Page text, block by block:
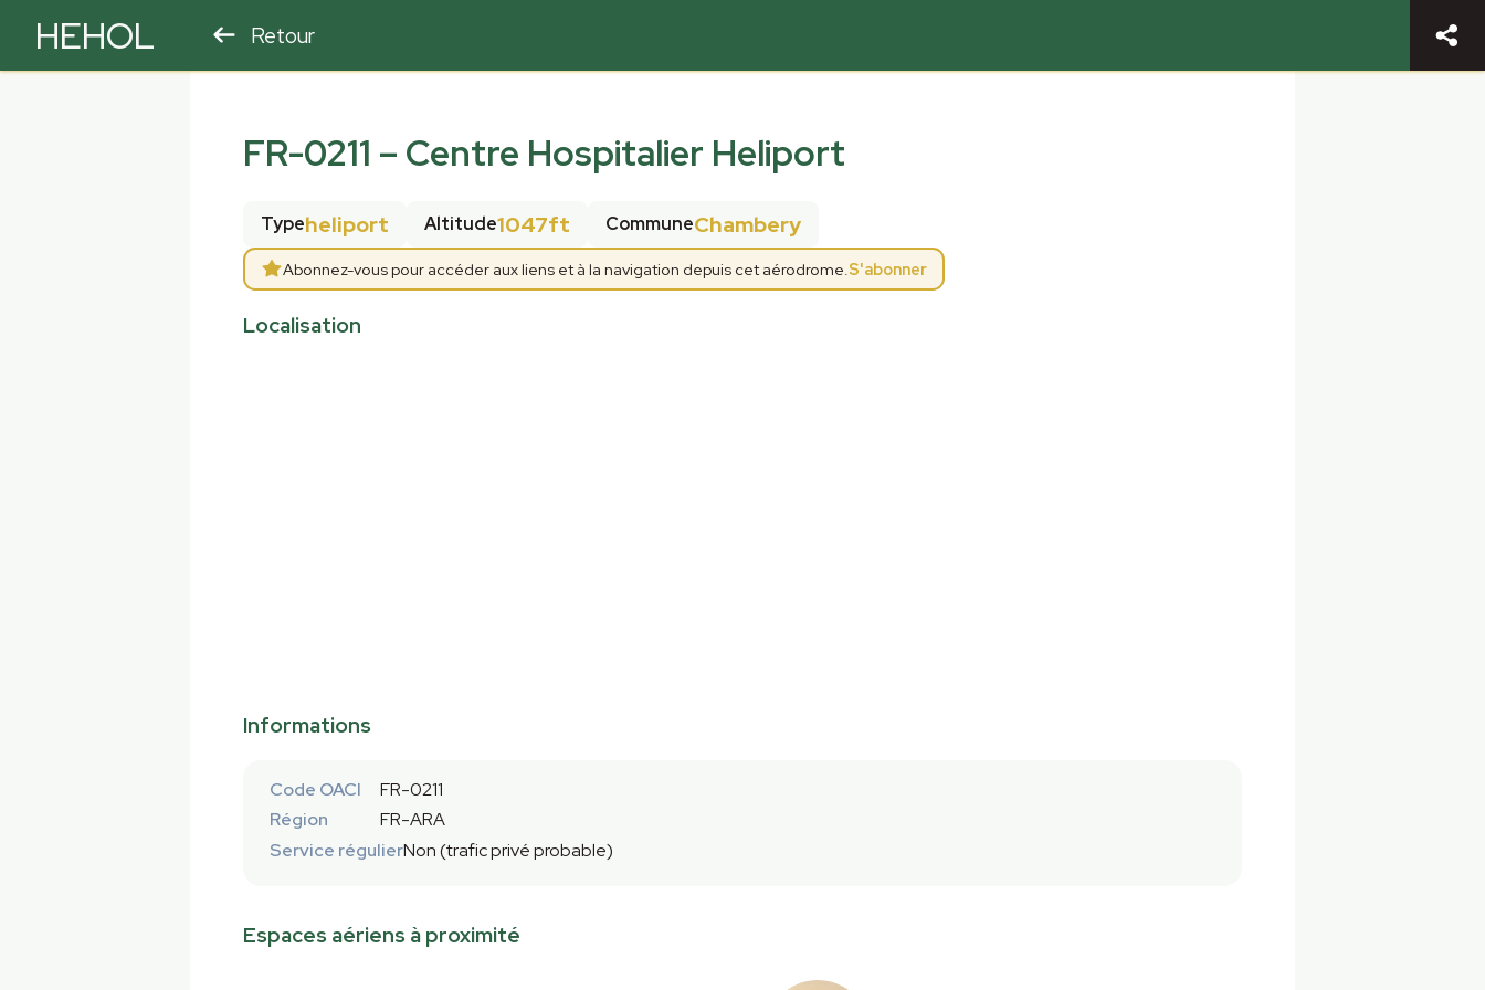
HEHOL Retour
FR-0211 – Centre Hospitalier Heliport
Typeheliport Altitude1047ft CommuneChambery
Abonnez-vous pour accéder aux liens et à la navigation depuis cet aérodrome.S'abonner
Localisation
Informations
Code OACI
FR-0211
Région
FR-ARA
Service régulierNon (trafic privé probable)
Espaces aériens à proximité